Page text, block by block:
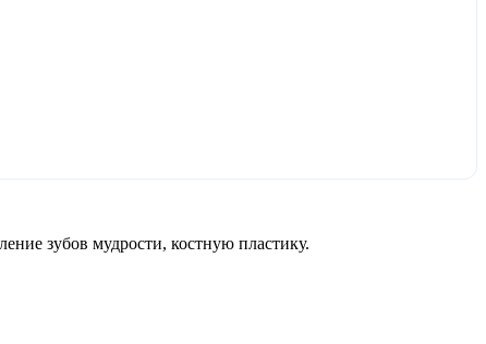
зубов мудрости, костную пластику.